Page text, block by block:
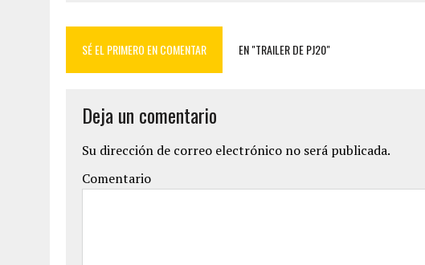
SÉ EL PRIMERO EN COMENTAR EN "TRAILER DE PJ20"
Deja un comentario
Su dirección de correo electrónico no será publicada.
Comentario